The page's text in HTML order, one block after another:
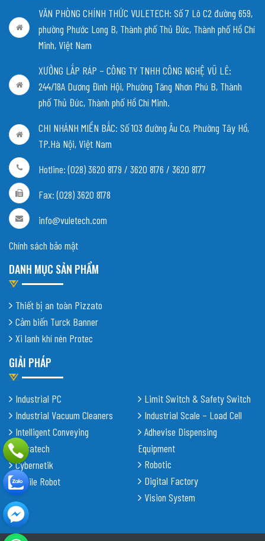
VĂN PHÒNG CHÍNH THỨC VULETECH: Số 7 Lô C2 đường 659,
phường Phước Long B, Thành phố Thủ Đức, Thành phố Hồ Chí
Minh, Việt Nam
XƯỞNG LẮP RÁP – CÔNG TY TNHH CÔNG NGHỆ VŨ LÊ:
244/18A Dương Đình Hội, Phường Tăng Nhơn Phú B, Thành
phố Thủ Đức, Thành phố Hồ Chí Minh.
CHI NHÁNH MIỀN BẮC: Số 103 đường Âu Cơ, Phường Tây Hồ,
TP.Hà Nội, Việt Nam
Hotline: (028) 3620 8179 / 3620 8176 / 3620 8177
Fax: (028) 3620 8178
info@vuletech.com
Chính sách bảo mật
DANH MỤC SẢN PHẨM
Thiết bị an toàn Pizzato
Cảm biến Turck Banner
Xi lanh khí nén Protec
GIẢI PHÁP
Industrial PC
Industrial Vacuum Cleaners
Intelligent Conveying
Shiratech
Cybernetik
Mobile Robot
Limit Switch & Safety Switch
Industrial Scale – Load Cell
Adhevise Dispensing
Equipment
Robotic
Digital Factory
Vision System